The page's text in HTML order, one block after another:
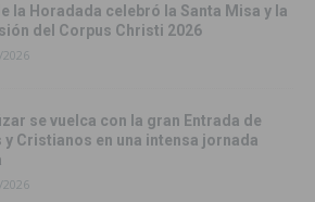
la Horadada celebró la Santa Misa y la
del Corpus Christi 2026
2026
se vuelca con la gran Entrada de
y Cristianos en una intensa jornada